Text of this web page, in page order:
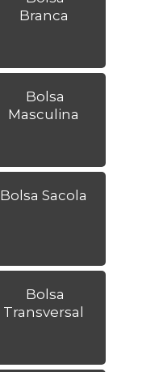
Branca
Bolsa
Masculina
Bolsa Sacola
Bolsa
Transversal